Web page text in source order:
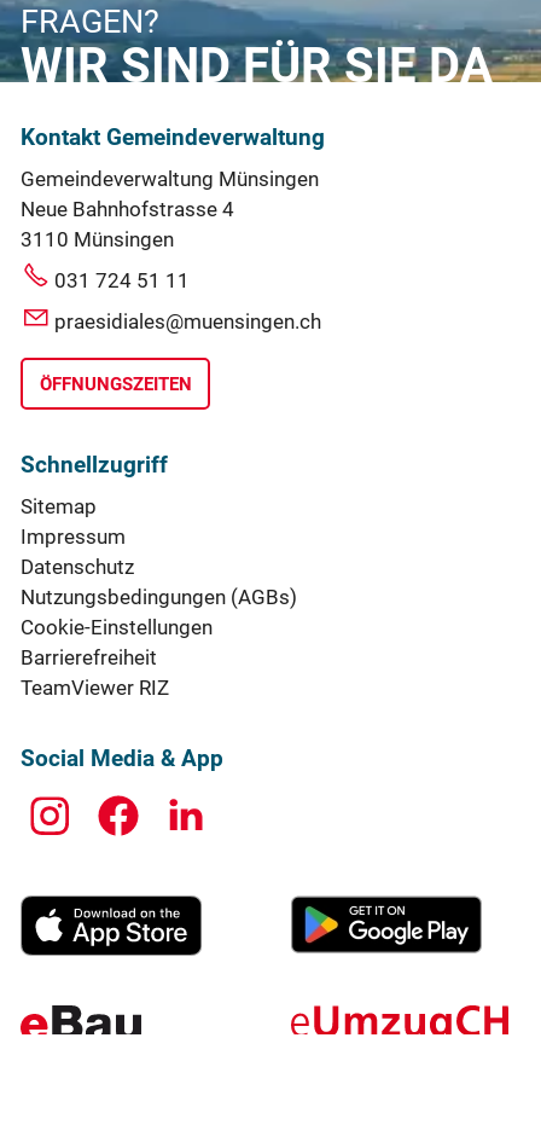
FRAGEN?
WIR SIND FÜR SIE DA
Kontakt Gemeindeverwaltung
Gemeindeverwaltung Münsingen
Neue Bahnhofstrasse 4
3110 Münsingen
031 724 51 11
praesidiales@muensingen.ch
ÖFFNUNGSZEITEN
Schnellzugriff
Sitemap
Impressum
Datenschutz
Nutzungsbedingungen (AGBs)
Cookie-Einstellungen
Barrierefreiheit
TeamViewer RIZ
Social Media & App